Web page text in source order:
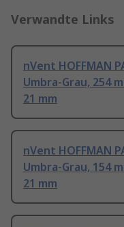
Verwandte Links
nVent HOFFMAN
Umbra-Grau, 254
21 mm
nVent HOFFMAN
Umbra-Grau, 154
21 mm